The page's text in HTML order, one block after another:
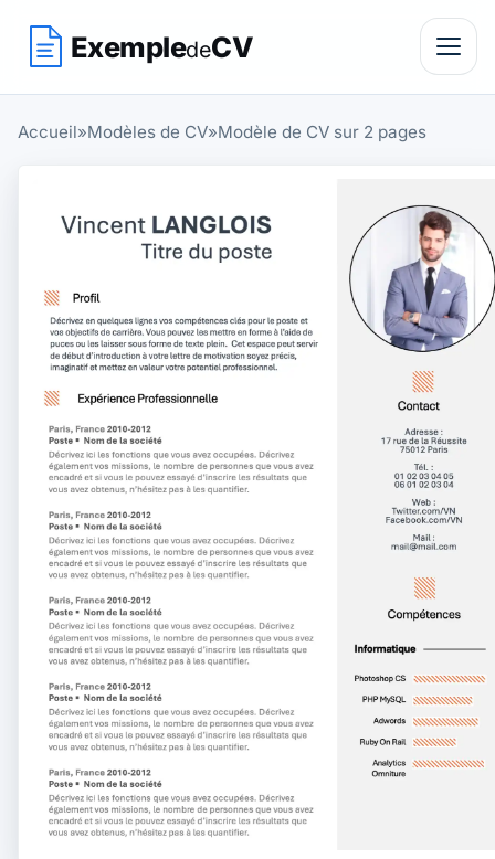
ExempledeCV
Accueil»Modèles de CV»Modèle de CV sur 2 pages